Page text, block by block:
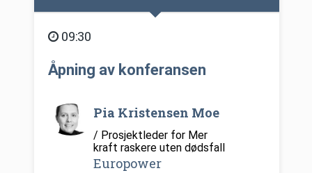
09:30
Åpning av konferansen
Pia Kristensen Moe
/ Prosjektleder for Mer
kraft raskere uten dødsfall
Europower